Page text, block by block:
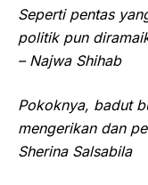
Seperti pentas
politik pun
– Najwa Shihab
Pokoknya, badut
mengerikan dan
Sherina Salsabila